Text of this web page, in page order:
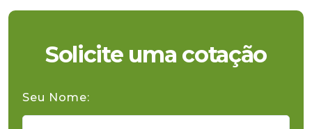
Solicite uma cotação
Seu Nome: